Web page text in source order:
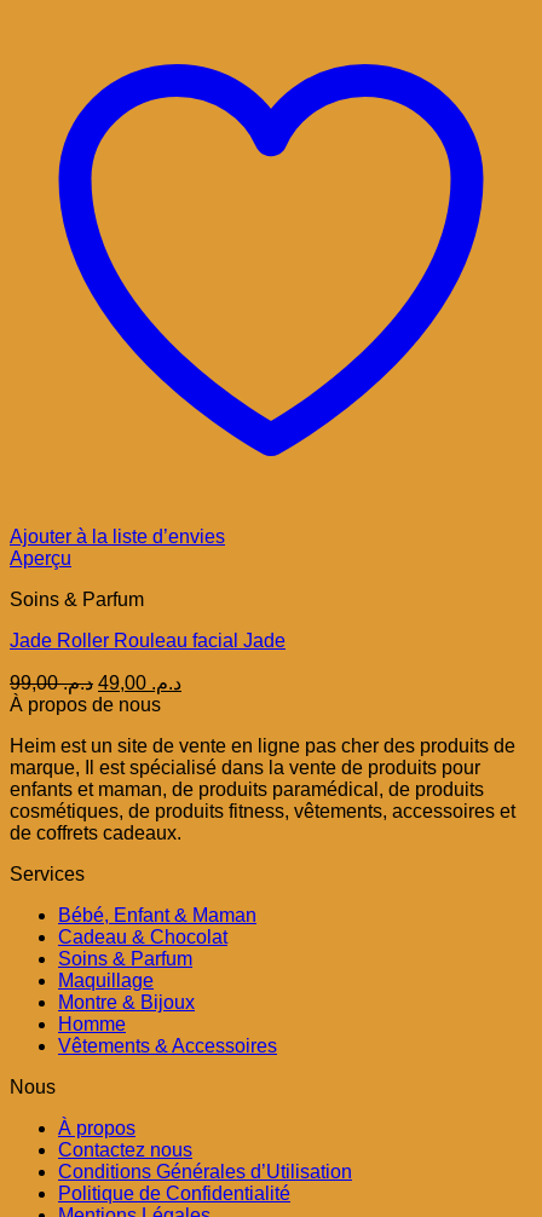
Ajouter à la liste d’envies
Aperçu
Soins & Parfum
Jade Roller Rouleau facial Jade
د.م.99,00
Le
prix
était :
د.م. 99,00.
د.م.Le
est :
À propos de nous
Heim est un site de vente en ligne pas cher des produits de
marque, Il est spécialisé dans la vente de produits pour
enfants et maman, de produits paramédical, de produits
cosmétiques, de produits fitness, vêtements, accessoires et
de coffrets cadeaux.
Services
Bébé, Enfant & Maman
Cadeau & Chocolat
Soins & Parfum
Maquillage
Montre & Bijoux
Homme
Vêtements & Accessoires
Nous
À propos
Contactez nous
Conditions Générales d’Utilisation
Politique de Confidentialité